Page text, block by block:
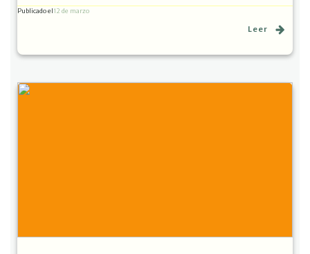
Publicado el12 de marzo
Leer